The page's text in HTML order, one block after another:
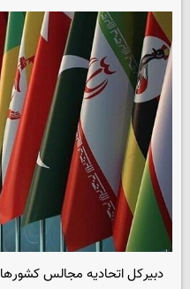
دبیرکل اتحادیه مجالس